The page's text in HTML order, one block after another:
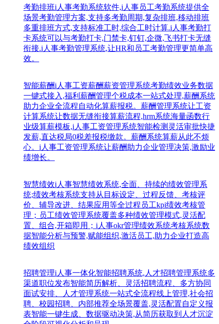
考勤排班i人事考勤系统软件,i人事员工考勤系统提供全
场景考勤管理方案,支持多考勤周期,复杂排班,移动排班
多重排班方式,支持标准工时,综合工时计算.i人事考勤打
卡系统可以与考勤打卡,门禁卡,钉钉,企微,飞书打卡无缝
衔接.i人事考勤管理系统,让HR和员工考勤管理更简单高
效。
智能薪酬i人事工资薪酬薪资管理系统考勤绩效业务数据
一键式接入,福利薪酬管理个税成本一站式处理,薪酬系统
助力企业全流程自动化算薪报税。薪酬管理系统让工资
计算系统让数据无缝衔接算薪流程,hrm系统海量函数行
业级算薪模板,i人事工资管理系统智能检测灵活审批快捷
发薪,直达税局0税差报税缴款。薪酬系统算薪从此不烦
心。i人事工资管理系统让薪酬助力企业管理决策,激励业
绩增长。
智慧绩效i人事智慧绩效系统,全面、持续的绩效管理系
统;绩效考核系统支持从目标设定、过程反馈、考核评
价、辅导改进、结果应用等全过程员工kpi绩效考核管
理；员工绩效管理系统覆盖多种绩效管理模式,灵活配
置、组合,开箱即用；i人事okr管理绩效系统考核系统数
据智能分析与预警,赋能组织,激活员工,助力企业打造高
绩效组织
招聘管理i人事一体化智能招聘系统,人才招聘管理系统多
渠道职位发布智能简历解析、灵活招聘流程、多方协同
面试安排、人才管理系统一站式全流程线上管理,社会招
聘、校园招聘、内部推荐全场景覆盖,灵活配置自定义报
表智能一键生成、数据驱动决策,从简历获取到人才沉淀